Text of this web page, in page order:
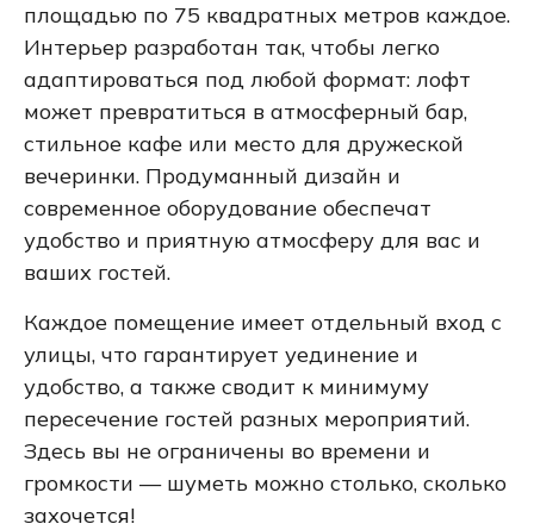
площадью по 75 квадратных метров каждое.
Интерьер разработан так, чтобы легко
адаптироваться под любой формат: лофт
может превратиться в атмосферный бар,
стильное кафе или место для дружеской
вечеринки. Продуманный дизайн и
современное оборудование обеспечат
удобство и приятную атмосферу для вас и
ваших гостей.
Каждое помещение имеет отдельный вход с
улицы, что гарантирует уединение и
удобство, а также сводит к минимуму
пересечение гостей разных мероприятий.
Здесь вы не ограничены во времени и
громкости — шуметь можно столько, сколько
захочется!